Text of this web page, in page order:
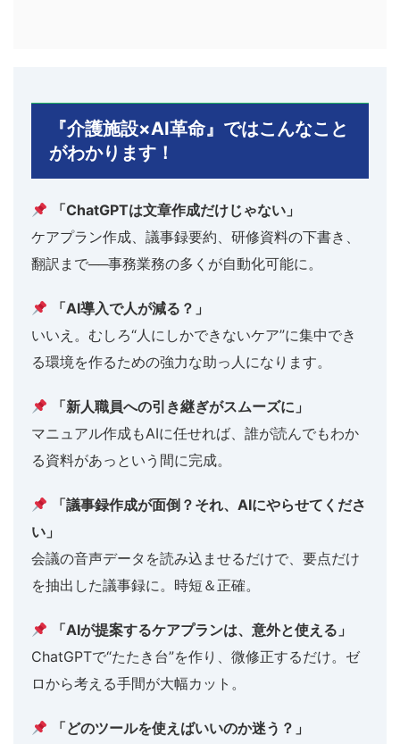
『介護施設×AI革命』ではこんなこと
がわかります！
「ChatGPTは文章作成だけじゃない」
ケアプラン作成、議事録要約、研修資料の下書き、
翻訳まで──事務業務の多くが自動化可能に。
「AI導入で人が減る？」
いいえ。むしろ“人にしかできないケア”に集中でき
る環境を作るための強力な助っ人になります。
「新人職員への引き継ぎがスムーズに」
マニュアル作成もAIに任せれば、誰が読んでもわか
る資料があっという間に完成。
「議事録作成が面倒？それ、AIにやらせてくださ
い」
会議の音声データを読み込ませるだけで、要点だけ
を抽出した議事録に。時短＆正確。
「AIが提案するケアプランは、意外と使える」
ChatGPTで“たたき台”を作り、微修正するだけ。ゼ
ロから考える手間が大幅カット。
「どのツールを使えばいいのか迷う？」